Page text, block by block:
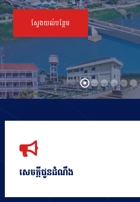
ស្វែងយល់បន្ថែម
សេចក្ដីជូនដំណឹង